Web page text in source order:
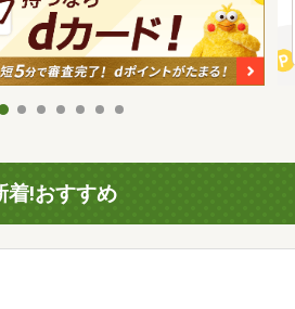
着!おすすめ